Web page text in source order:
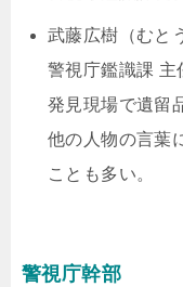
武藤広樹（むと
警視庁鑑識課 主
発見現場で遺留
他の人物の言葉
ことも多い。
警視庁幹部